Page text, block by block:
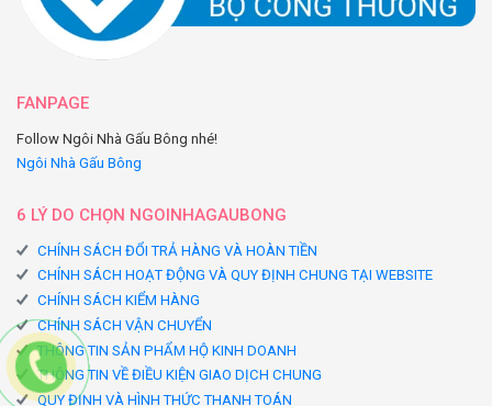
FANPAGE
Follow Ngôi Nhà Gấu Bông nhé!
Ngôi Nhà Gấu Bông
6 LÝ DO CHỌN NGOINHAGAUBONG
CHÍNH SÁCH ĐỔI TRẢ HÀNG VÀ HOÀN TIỀN
CHÍNH SÁCH HOẠT ĐỘNG VÀ QUY ĐỊNH CHUNG TẠI WEBSITE
CHÍNH SÁCH KIỂM HÀNG
CHÍNH SÁCH VẬN CHUYỂN
THÔNG TIN SẢN PHẨM HỘ KINH DOANH
THÔNG TIN VỀ ĐIỀU KIỆN GIAO DỊCH CHUNG
QUY ĐỊNH VÀ HÌNH THỨC THANH TOÁN